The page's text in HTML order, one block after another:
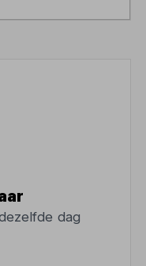
dag